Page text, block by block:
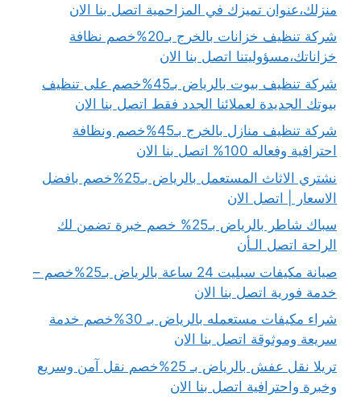
منزلك،عنوان تميزك في المزاحمية اتصل بنا الان
شركة تنظيف خزانات بالخرج بـ20%خصم نظافة
خزاناتك،مسؤوليتنا اتصل بنا الان
شركة تنظيف بيوت بالرياض بـ45%خصم على تنظيف
بيوتك الجديدة لعملائنا الجدد فقط اتصل بنا الان
شركة تنظيف منازل بالخرج بـ45%خصم ونظافة
احترافية وفعاله 100% اتصل بنا الان
نشتري الاثاث المستعمل بالرياض بـ25%خصم بافضل
الاسعار | اتصل الان
سباك شاطر بالرياض بـ25% خصم خبرة تضمن لك
الراحة اتصل الـأن
صيانة مكيفات سبليت 24 ساعة بالرياض بـ25%خصم –
خدمة فورية اتصل بنا الان
شراء مكيفات مستعمله بالرياض بـ 30%خصم خدمة
سريعة وموثوقة اتصل بنا الان
تريلا نقل عفش بالرياض بـ 25%خصم نقل آمن وسريع
وخبرة واحترافية اتصل بنا الان